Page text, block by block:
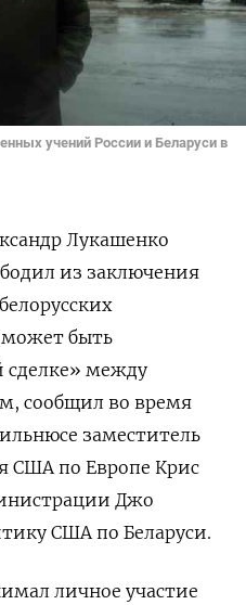
учений России и Беларуси в
Лукашенко
из заключения
быть
сделке» между
сообщил во время
заместитель
США по Европе Крис
Джо
США по Беларуси.
личное участие